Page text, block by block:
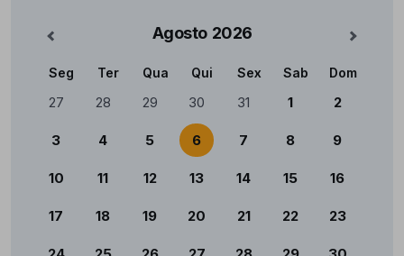
Agosto 2026 Mês
Calendário
Seg Ter Qua Qui Sex Sab Dom
27 28 29 30 31 1 2
3 4 5 6 7 8 9
10 11 12 13 14 15 16
17 18 19 20 21 22 23